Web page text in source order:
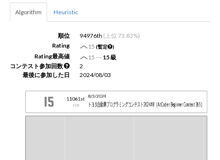
JP EN
Algorithm Heuristic
順位 94976th (上位 73.83%)
Rating
15 (暫定 )
Rating最高値 15 ― 15 級
コンテスト参加回数
2
最後に参加した日
2024/08/03